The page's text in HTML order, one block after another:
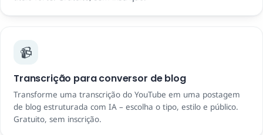
📹
Transcrição para conversor de blog
Transforme uma transcrição do YouTube em uma postagem
de blog estruturada com IA – escolha o tipo, estilo e público.
Gratuito, sem inscrição.